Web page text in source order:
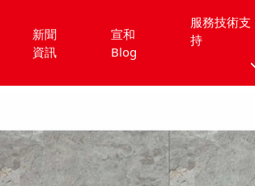
新聞
資訊
宣和
Blog
服務技術支
持